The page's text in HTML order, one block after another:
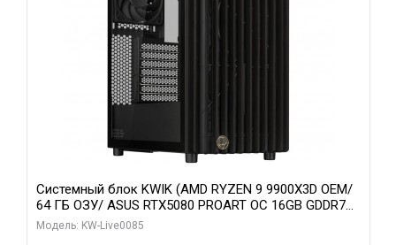
Системный блок KWIK (AMD RYZEN 9 9900X3D OEM/
64 ГБ ОЗУ/ ASUS RTX5080 PROART OC 16GB GDDR7
256bit Type-C DP 2/ 960 ГБ SSD)
Модель: KW-Live0085